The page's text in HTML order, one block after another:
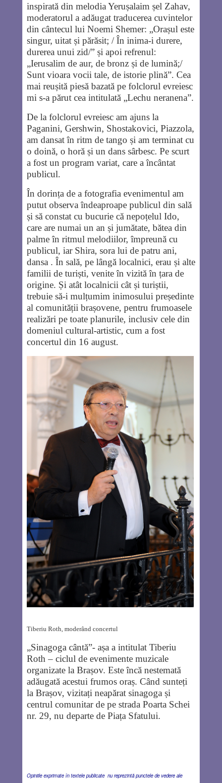
inspirată din melodia Yerușalaim șel Zahav,
moderatorul a adăugat traducerea cuvintelor
din cântecul lui Noemi Shemer: „Orașul este
singur, uitat și părăsit; / În inima-i durere,
durerea unui zid/” și apoi refrenul:
„Ierusalim de aur, de bronz și de lumină;/
Sunt vioara vocii tale, de istorie plină”. Cea
mai reușită piesă bazată pe folclorul evreiesc
mi s-a părut cea intitulată „Lechu neranena”.
De la folclorul evreiesc am ajuns la
Paganini, Gershwin, Shostakovici, Piazzola,
am dansat în ritm de tango și am terminat cu
o doină, o horă și un dans sârbesc. Pe scurt
a fost un program variat, care a încântat
publicul.
În dorința de a fotografia evenimentul am
putut observa îndeaproape publicul din sală
și să constat cu bucurie că nepoțelul Ido,
care are numai un an și jumătate, bătea din
palme în ritmul melodiilor, împreună cu
publicul, iar Shira, sora lui de patru ani,
dansa . În sală, pe lângă localnici, erau și alte
familii de turiști, venite în vizită în țara de
origine. Și atât localnicii cât și turiștii,
trebuie să-i mulțumim inimosului președinte
al comunității brașovene, pentru frumoasele
realizări pe toate planurile, inclusiv cele din
domeniul cultural-artistic, cum a fost
concertul din 16 august.
Tiberiu Roth, moderând concertul
„Sinagoga cântă”- așa a intitulat Tiberiu
Roth – ciclul de evenimente muzicale
organizate la Brașov. Este încă nestemată
adăugată acestui frumos oraș. Când sunteți
la Brașov, vizitați neapărat sinagoga și
centrul comunitar de pe strada Poarta Schei
nr. 29, nu departe de Piața Sfatului.
Opiniile exprimate în textele publicate nu reprezintă punctele de vedere ale